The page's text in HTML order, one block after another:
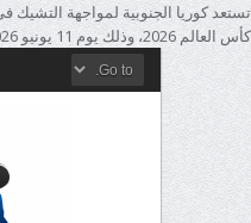
تستعد كوريا الجنوبية لمواجهة التشيك
كأس العالم 2026، وذلك يوم 11 يونيو 2026 على ملعب غوادالاخارا. ضمن المنت" />